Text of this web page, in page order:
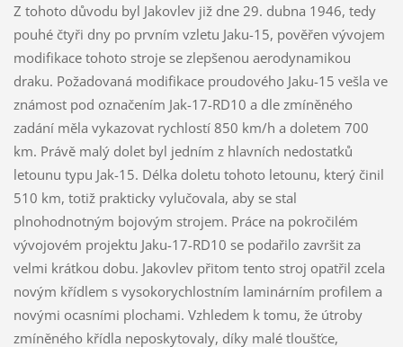
Z tohoto důvodu byl Jakovlev již dne 29. dubna 1946, tedy
pouhé čtyři dny po prvním vzletu Jaku-15, pověřen vývojem
modifikace tohoto stroje se zlepšenou aerodynamikou
draku. Požadovaná modifikace proudového Jaku-15 vešla ve
známost pod označením Jak-17-RD10 a dle zmíněného
zadání měla vykazovat rychlostí 850 km/h a doletem 700
km. Právě malý dolet byl jedním z hlavních nedostatků
letounu typu Jak-15. Délka doletu tohoto letounu, který činil
510 km, totiž prakticky vylučovala, aby se stal
plnohodnotným bojovým strojem. Práce na pokročilém
vývojovém projektu Jaku-17-RD10 se podařilo završit za
velmi krátkou dobu. Jakovlev přitom tento stroj opatřil zcela
novým křídlem s vysokorychlostním laminárním profilem a
novými ocasními plochami. Vzhledem k tomu, že útroby
zmíněného křídla neposkytovaly, díky malé tloušťce,